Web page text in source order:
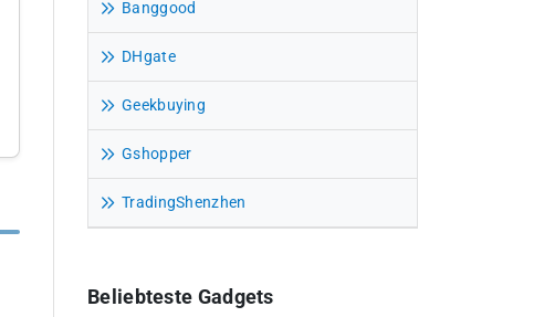
Banggood
DHgate
Geekbuying
Gshopper
TradingShenzhen
Beliebteste Gadgets